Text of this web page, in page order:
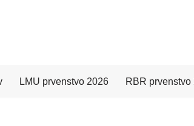
LMU prvenstvo 2026 RBR prvenstvo